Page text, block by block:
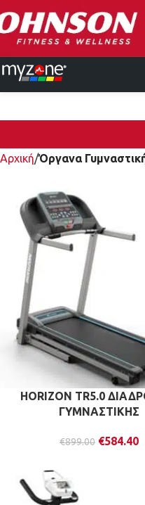
Αρχική Όργανα
HORIZON TR5.0
ΓΥΜΝΑΣΤΙΚΗΣ
€899.00 €584.40